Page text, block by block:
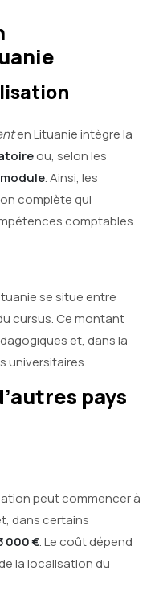
en Lituanie intègre la
ou, selon les
. Ainsi, les
complète qui
comptables.
se situe entre
cursus. Ce montant
et, dans la
universitaires.
pays
peut commencer à
dans certains
000 €. Le coût dépend
la localisation du